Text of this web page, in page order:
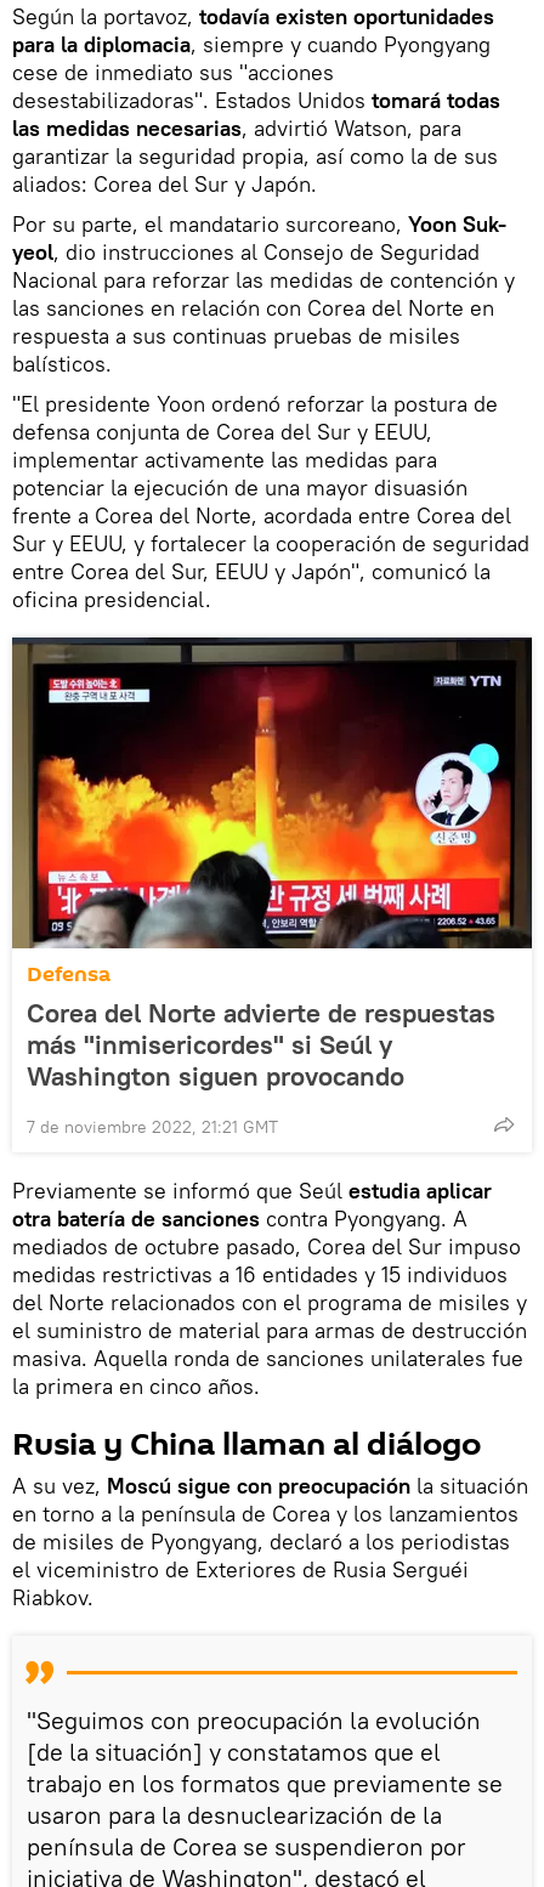
Según la portavoz, todavía existen oportunidades
para la diplomacia, siempre y cuando Pyongyang
cese de inmediato sus "acciones
desestabilizadoras". Estados Unidos tomará todas
las medidas necesarias, advirtió Watson, para
garantizar la seguridad propia, así como la de sus
aliados: Corea del Sur y Japón.
Por su parte, el mandatario surcoreano, Yoon Suk-
yeol, dio instrucciones al Consejo de Seguridad
Nacional para reforzar las medidas de contención y
las sanciones en relación con Corea del Norte en
respuesta a sus continuas pruebas de misiles
balísticos.
"El presidente Yoon ordenó reforzar la postura de
defensa conjunta de Corea del Sur y EEUU,
implementar activamente las medidas para
potenciar la ejecución de una mayor disuasión
frente a Corea del Norte, acordada entre Corea del
Sur y EEUU, y fortalecer la cooperación de seguridad
entre Corea del Sur, EEUU y Japón", comunicó la
oficina presidencial.
Defensa
Corea del Norte advierte de respuestas
más "inmisericordes" si Seúl y
Washington siguen provocando
7 de noviembre 2022, 21:21 GMT
Previamente se informó que Seúl estudia aplicar
otra batería de sanciones contra Pyongyang. A
mediados de octubre pasado, Corea del Sur impuso
medidas restrictivas a 16 entidades y 15 individuos
del Norte relacionados con el programa de misiles y
el suministro de material para armas de destrucción
masiva. Aquella ronda de sanciones unilaterales fue
la primera en cinco años.
Rusia y China llaman al diálogo
A su vez, Moscú sigue con preocupación la situación
en torno a la península de Corea y los lanzamientos
de misiles de Pyongyang, declaró a los periodistas
el viceministro de Exteriores de Rusia Serguéi
Riabkov.
"Seguimos con preocupación la evolución
[de la situación] y constatamos que el
trabajo en los formatos que previamente se
usaron para la desnuclearización de la
península de Corea se suspendieron por
iniciativa de Washington", destacó el